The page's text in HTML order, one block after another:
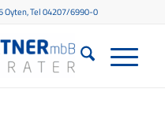
Oyten, Tel 04207/6990-0